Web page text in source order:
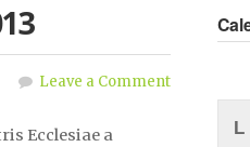
Leave a Comment
Ecclesiae a
L